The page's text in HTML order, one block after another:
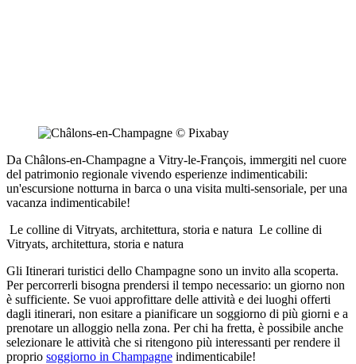
Da Châlons-en-Champagne a Vitry-le-François, immergiti nel cuore
del patrimonio regionale vivendo esperienze indimenticabili:
un'escursione notturna in barca o una visita multi-sensoriale, per una
vacanza indimenticabile!
Le colline di Vitryats, architettura, storia e natura Le colline di
Vitryats, architettura, storia e natura
Gli Itinerari turistici dello Champagne sono un invito alla scoperta.
Per percorrerli bisogna prendersi il tempo necessario: un giorno non
è sufficiente. Se vuoi approfittare delle attività e dei luoghi offerti
dagli itinerari, non esitare a pianificare un soggiorno di più giorni e a
prenotare un alloggio nella zona. Per chi ha fretta, è possibile anche
selezionare le attività che si ritengono più interessanti per rendere il
proprio soggiorno in Champagne indimenticabile!